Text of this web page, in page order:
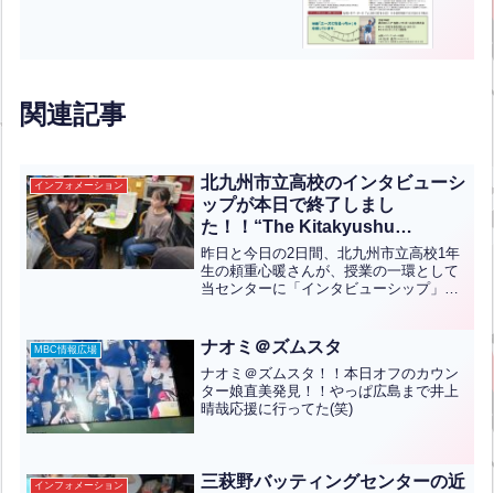
関連記事
インフォメーション
北九州市立高校のインタビューシ
ップが本日で終了しまし
た！！“The Kitakyushu
Municipal High School
interviewship has concluded
today!”
昨日と今日の2日間、北九州市立高校1年
生の頼重心暖さんが、授業の一環として
当センターに「インタビューシップ」に
を中心とした研修で三萩野バッティング
センターとしては初めて...全文はクリッ
ク
MBC情報広場 ナオミ＠ズムスタ
ナオミ＠ズムスタ！！本日オフのカウン
ター娘直美発見！！やっぱ広島まで井上
晴哉応援に行ってた(笑)
インフォメーション
三萩野バッティングセンターの近